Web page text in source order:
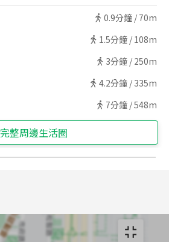
0.9分鐘 / 70m
1.5分鐘 / 108m
3分鐘 / 250m
4.2分鐘 / 335m
7分鐘 /548m
完整周邊生活圈